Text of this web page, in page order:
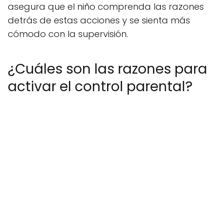
asegura que el niño comprenda las razones
detrás de estas acciones y se sienta más
cómodo con la supervisión.
¿Cuáles son las razones para
activar el control parental?